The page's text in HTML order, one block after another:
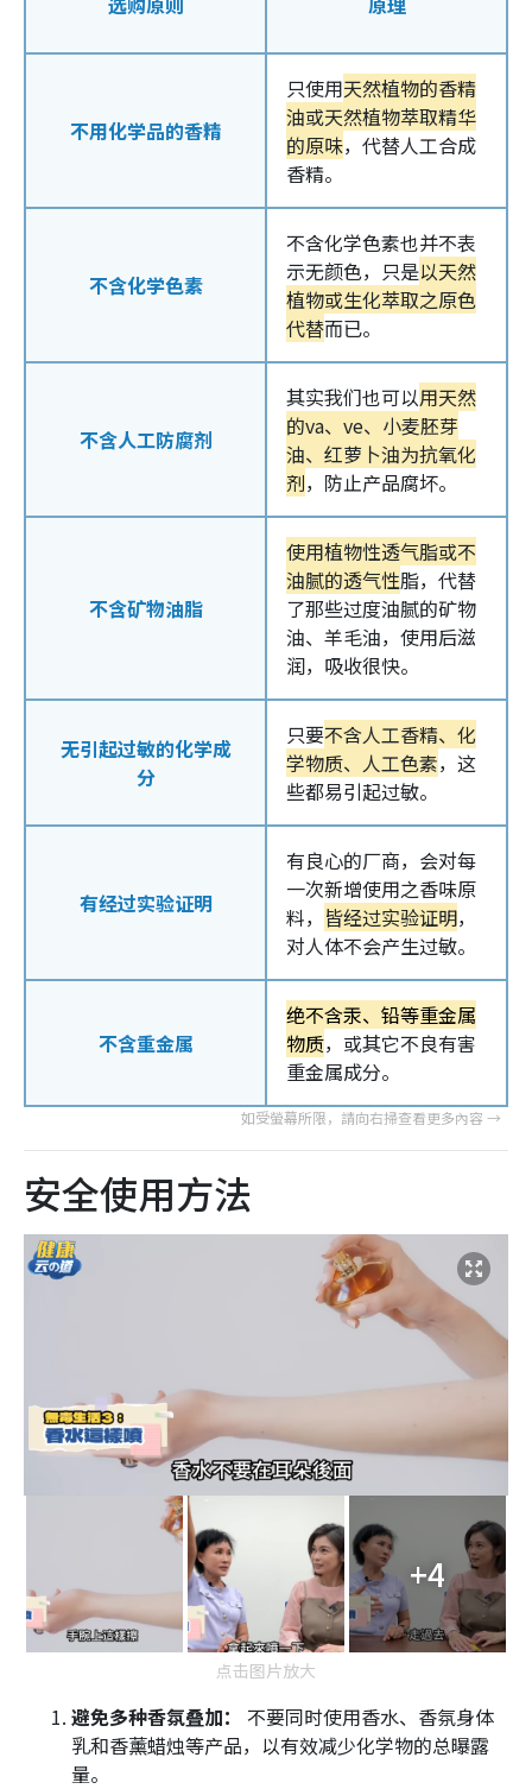
不用化学品的香精
只使用天然植物的香精
油或天然植物萃取精华
的原味，代替人工合成
香精。
不含化学色素
不含化学色素也并不表
示无颜色，只是以天然
植物或生化萃取之原色
代替而已。
不含人工防腐剂
其实我们也可以用天然
的va、ve、小麦胚芽
油、红萝卜油为抗氧化
剂，防止产品腐坏。
不含矿物油脂
使用植物性透气脂或不
油腻的透气性脂，代替
了那些过度油腻的矿物
油、羊毛油，使用后滋
润，吸收很快。
无引起过敏的化学成
分
只要不含人工香精、化
学物质、人工色素，这
些都易引起过敏。
有经过实验证明
有良心的厂商，会对每
一次新增使用之香味原
料， 皆经过实验证明，
对人体不会产生过敏。
不含重金属
绝不含汞、铅等重金属
物质，或其它不良有害
重金属成分。
安全使用方法
+4
点击图片放大
避免多种香氛叠加：
不要同时使用香水、香氛身体
乳和香薰蜡烛等产品，以有效减少化学物的总曝露
量。